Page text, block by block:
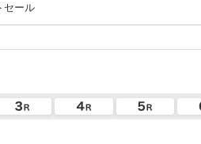
セール